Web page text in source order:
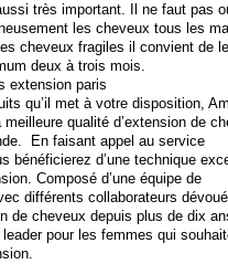
très important. Il ne faut pas
les cheveux tous les
cheveux fragiles il convient de
deux à trois mois.
extension paris
qu’il met à votre disposition,
qualité d’extension de
En faisant appel au service
bénéficierez d’une technique
Composé d’une équipe de
différents collaborateurs
de cheveux depuis plus de dix
pour les femmes qui